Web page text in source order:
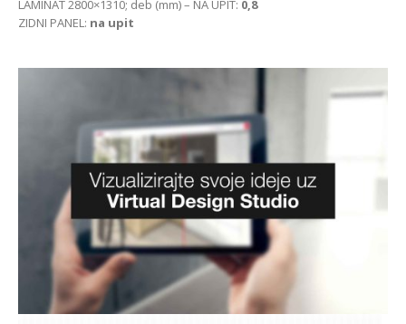
LAMINAT 2800×1310; deb (mm) – NA UPIT: 0,8
ZIDNI PANEL: na upit